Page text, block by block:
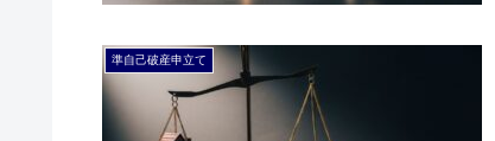
準自己破産申立て